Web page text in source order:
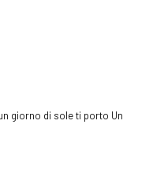
giorno di sole ti porto Un